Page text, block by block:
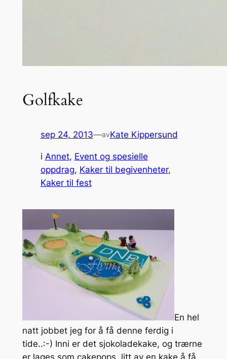
Golfkake
sep 24, 2013—avKate Kippersund
i Annet, Event og spesielle
oppdrag, Kaker til begivenheter
Kaker til fest
En hel
natt jobbet jeg for å få denne ferdig i
tide..:-) Inni er det sjokoladekake, og trærne